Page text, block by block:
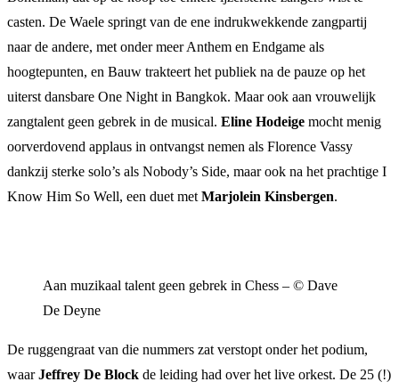
casten. De Waele springt van de ene indrukwekkende zangpartij
naar de andere, met onder meer Anthem en Endgame als
hoogtepunten, en Bauw trakteert het publiek na de pauze op het
uiterst dansbare One Night in Bangkok. Maar ook aan vrouwelijk
zangtalent geen gebrek in de musical. Eline Hodeige mocht menig
oorverdovend applaus in ontvangst nemen als Florence Vassy
dankzij sterke solo’s als Nobody’s Side, maar ook na het prachtige I
Know Him So Well, een duet met Marjolein Kinsbergen.
Aan muzikaal talent geen gebrek in Chess – © Dave
De Deyne
De ruggengraat van die nummers zat verstopt onder het podium,
waarJeffrey De Block de leiding had over het live orkest. De 25 (!)